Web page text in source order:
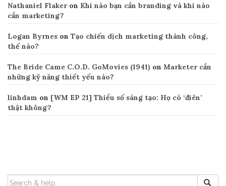
Nathaniel Flakeron Khi nào bạn cần branding và khi nào
cần marketing?
Logan Byrnes on Tạo chiến dịch marketing thành công,
thế nào?
The Bride Came C.O.D. GoMovies (1941) on Marketer cần
những kỹ năng thiết yếu nào?
linhdam on [WM EP 21] Thiểu số sáng tạo: Họ có ‘điên’
thật không?
SEARCH